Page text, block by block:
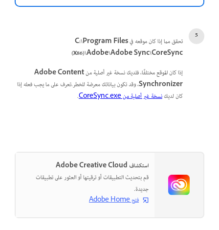
تحقق مما إذا كان موقعه فيC:\Program Files
(x86)\Adobe\Adobe Sync\CoreSync
إذا كان الموقع مختلفًا، فلديك نسخة غير أصلية منAdobe Content
Synchronizer، وقد تكون بياناتك معرضة للخطر.تعرف على ما يجب فعله إذا
كان لديكنسخة غير أصلية من CoreSync.exe .
استكشاف Adobe Creative Cloud
قم بتحديث التطبيقات أو ترقيتها أو العثور على تطبيقات
جديدة.
فتح Adobe Home